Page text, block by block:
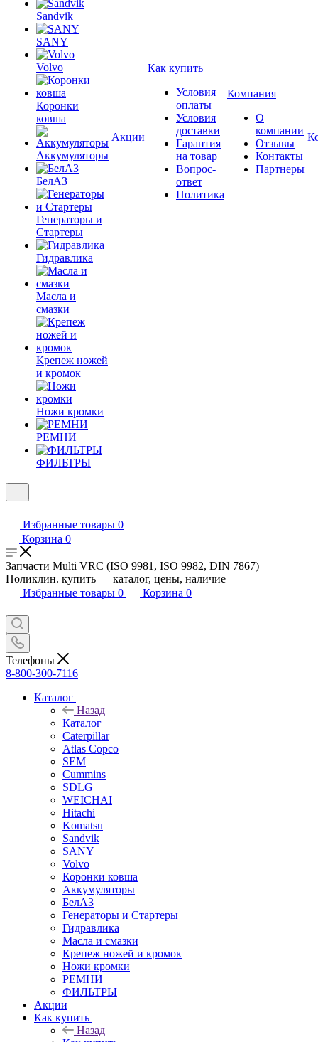
Sandvik
SANY
Volvo
Коронки
ковша
Аккумуляторы
БелАЗ
Генераторы и
Стартеры
Гидравлика
Масла и
смазки
Крепеж ножей
и кромок
Ножи кромки
РЕМНИ
ФИЛЬТРЫ
Акции
Как купить
Условия
оплаты
Условия
доставки
Гарантия
на товар
Вопрос-
ответ
Политика
Компания
О
компании
Отзывы
Контакты
Партнеры
Избранные товары 0
Корзина 0
Запчасти Multi VRC (ISO 9981, ISO 9982, DIN 7867)
Поликлин. купить — каталог, цены, наличие
Избранные товары 0 Корзина 0
Телефоны
8-800-300-7116
Каталог
Назад
Каталог
Caterpillar
Atlas Copco
SEM
Cummins
SDLG
WEICHAI
Hitachi
Komatsu
Sandvik
SANY
Volvo
Коронки ковша
Аккумуляторы
БелАЗ
Генераторы и Стартеры
Гидравлика
Масла и смазки
Крепеж ножей и кромок
Ножи кромки
РЕМНИ
ФИЛЬТРЫ
Акции
Как купить
Назад